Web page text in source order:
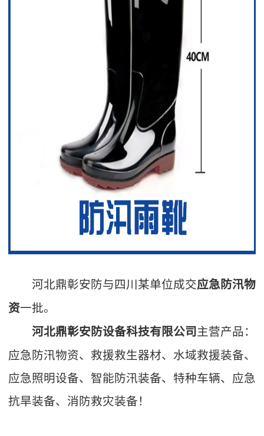
河北鼎彰安防与四川某单位成交应急防汛物
资一批。
河北鼎彰安防设备科技有限公司主营产品：
应急防汛物资、救援救生器材、水域救援装备、
应急照明设备、智能防汛装备、特种车辆、应急
抗旱装备、消防救灾装备！